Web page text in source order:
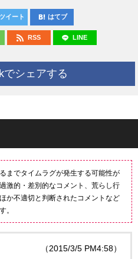
イート はてブ
RSS LINE
でシェアする
までタイムラグが発生する可能性が
激的・差別的なコメント、荒らし行
か不適切と判断されたコメントなど
。
（2015/3/5 PM4:58）